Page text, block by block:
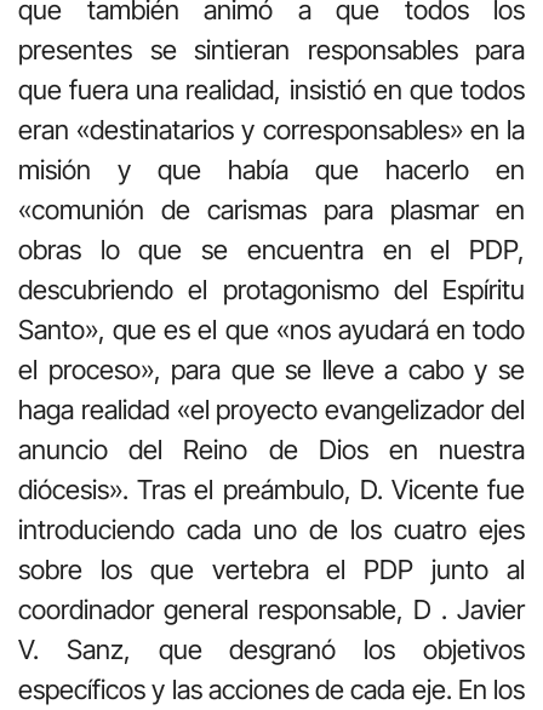
que también animó a que todos los
presentes se sintieran responsables para
que fuera una realidad, insistió en que todos
eran «destinatarios y corresponsables» en la
misión y que había que hacerlo en
«comunión de carismas para plasmar en
obras lo que se encuentra en el PDP,
descubriendo el protagonismo del Espíritu
Santo», que es el que «nos ayudará en todo
el proceso», para que se lleve a cabo y se
haga realidad «el proyecto evangelizador del
anuncio del Reino de Dios en nuestra
diócesis». Tras el preámbulo, D. Vicente fue
introduciendo cada uno de los cuatro ejes
sobre los que vertebra el PDP junto al
coordinador general responsable, D . Javier
V. Sanz, que desgranó los objetivos
específicos y las acciones de cada eje. En los